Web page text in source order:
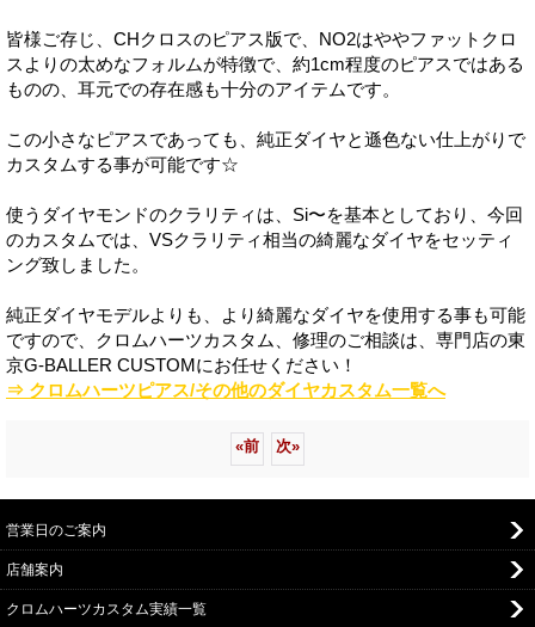
皆様ご存じ、CHクロスのピアス版で、NO2はややファットクロ
スよりの太めなフォルムが特徴で、約1cm程度のピアスではある
ものの、耳元での存在感も十分のアイテムです。
この小さなピアスであっても、純正ダイヤと遜色ない仕上がりで
カスタムする事が可能です☆
使うダイヤモンドのクラリティは、Si〜を基本としており、今回
のカスタムでは、VSクラリティ相当の綺麗なダイヤをセッティ
ング致しました。
純正ダイヤモデルよりも、より綺麗なダイヤを使用する事も可能
ですので、クロムハーツカスタム、修理のご相談は、専門店の東
京G-BALLER CUSTOMにお任せください！
⇒ クロムハーツピアス/その他のダイヤカスタム一覧へ
«前 次»
営業日のご案内
店舗案内
クロムハーツカスタム実績一覧